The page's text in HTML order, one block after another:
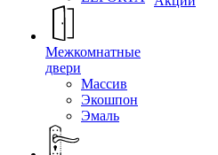
Межкомнатные
двери
Массив
Экошпон
Эмаль